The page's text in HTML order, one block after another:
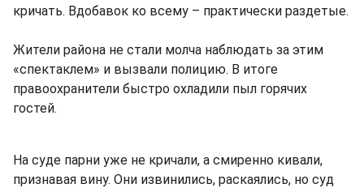
кричать. Вдобавок ко всему – практически раздетые.
Жители района не стали молча наблюдать за этим
«спектаклем» и вызвали полицию. В итоге
правоохранители быстро охладили пыл горячих
гостей.
На суде парни уже не кричали, а смиренно кивали,
признавая вину. Они извинились, раскаялись, но суд